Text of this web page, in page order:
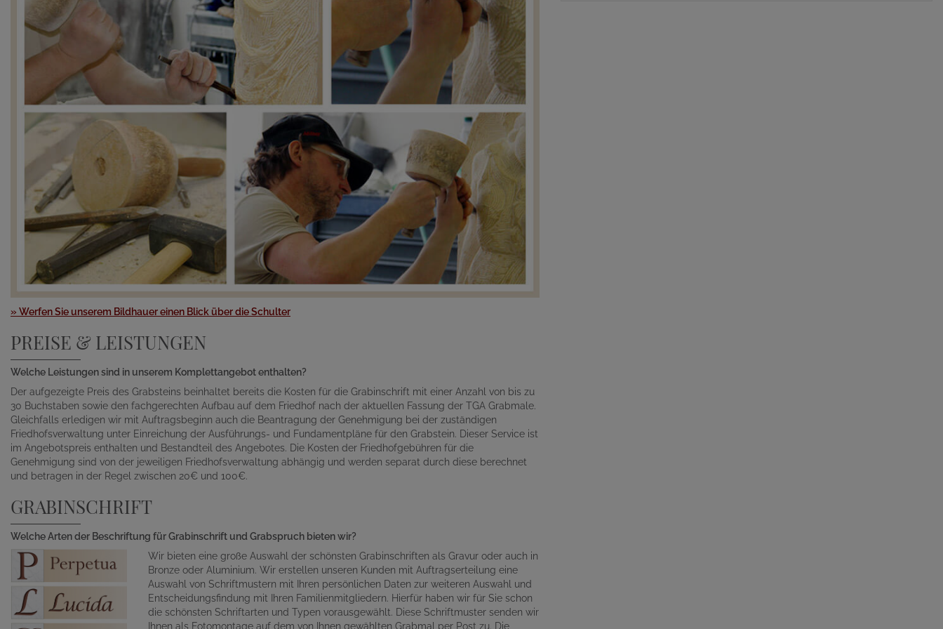
» Werfen Sie unserem Bildhauer einen Blick über die Schulter
PREISE & LEISTUNGEN
Welche Leistungen sind in unserem Komplettangebot enthalten?
Der aufgezeigte Preis des Grabsteins beinhaltet bereits die Kosten für die Grabinschrift mit einer Anzahl von bis zu
30 Buchstaben sowie den fachgerechten Aufbau auf dem Friedhof nach der aktuellen Fassung der TGA Grabmale.
Gleichfalls erledigen wir mit Auftragsbeginn auch die Beantragung der Genehmigung bei der zuständigen
Friedhofsverwaltung unter Einreichung der Ausführungs- und Fundamentpläne für den Grabstein. Dieser Service ist
im Angebotspreis enthalten und Bestandteil des Angebotes. Die Kosten der Friedhofgebühren für die
Genehmigung sind von der jeweiligen Friedhofsverwaltung abhängig und werden separat durch diese berechnet
und betragen in der Regel zwischen 20€ und 100€.
GRABINSCHRIFT
Welche Arten der Beschriftung für Grabinschrift und Grabspruch bieten wir?
Wir bieten eine große Auswahl der schönsten Grabinschriften als Gravur oder auch in
Bronze oder Aluminium. Wir erstellen unseren Kunden mit Auftragserteilung eine
Auswahl von Schriftmustern mit Ihren persönlichen Daten zur weiteren Auswahl und
Entscheidungsfindung mit Ihren Familienmitgliedern. Hierfür haben wir für Sie schon
die schönsten Schriftarten und Typen vorausgewählt. Diese Schriftmuster senden wir
Ihnen als Fotomontage auf dem von Ihnen gewählten Grabmal per Post zu. Die